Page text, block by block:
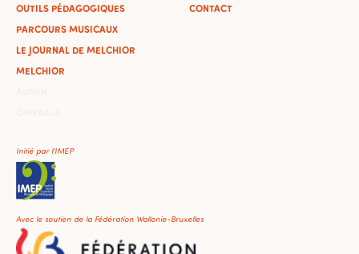
OUTILS PÉDAGOGIQUES
PARCOURS MUSICAUX
LE JOURNAL DE MELCHIOR
MELCHIOR
CONTACT
Initié par l'IMEP
Avec le soutien de la Fédération Wallonie-Bruxelles